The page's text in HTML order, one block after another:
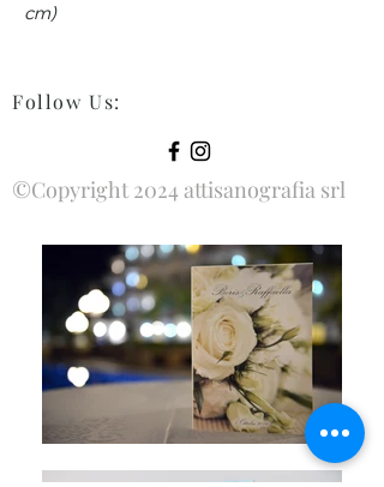
cm)
Follow Us:
©Copyright 2024 attisanografia srl